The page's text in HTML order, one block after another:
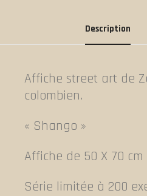
Description
Affiche street art de
colombien.
« Shango »
Affiche de 50 X 70 cm
Série limitée à 200